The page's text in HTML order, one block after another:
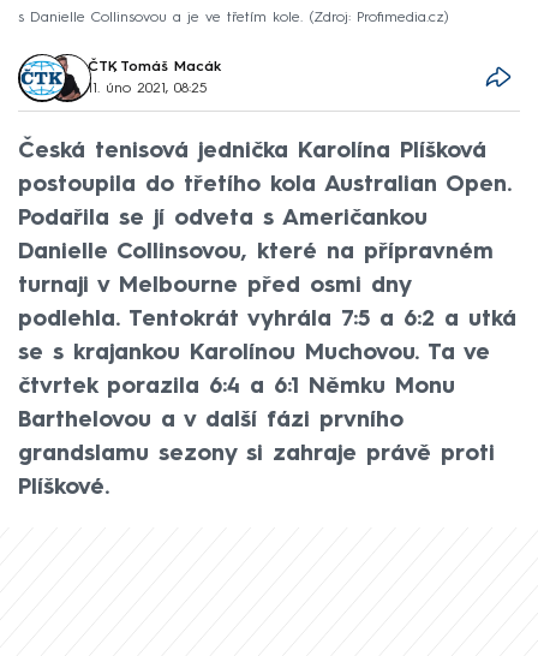
s Danielle Collinsovou a je ve třetím kole.
Zdroj: Profimedia.cz
ČTK, Tomáš Macák
11. úno 2021, 08:25
Česká tenisová jednička Karolína Plíšková
postoupila do třetího kola Australian Open.
Podařila se jí odveta s Američankou
Danielle Collinsovou, které na přípravném
turnaji v Melbourne před osmi dny
podlehla. Tentokrát vyhrála 7:5 a 6:2 a utká
se s krajankou Karolínou Muchovou. Ta ve
čtvrtek porazila 6:4 a 6:1 Němku Monu
Barthelovou a v další fázi prvního
grandslamu sezony si zahraje právě proti
Plíškové.